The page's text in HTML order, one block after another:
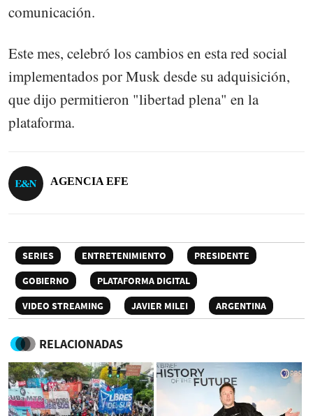
comunicación.
Este mes, celebró los cambios en esta red social
implementados por Musk desde su adquisición,
que dijo permitieron "libertad plena" en la
plataforma.
AGENCIA EFE
SERIES ENTRETENIMIENTO
PRESIDENTE
GOBIERNO
PLATAFORMA DIGITAL
VIDEO STREAMING
JAVIER MILEI ARGENTINA
RELACIONADAS